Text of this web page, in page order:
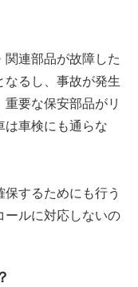
関連部品が故障した
なるし、事故が発生
要な保安部品がリ
は車検にも通らな
するためにも行う
ールに対応しないの